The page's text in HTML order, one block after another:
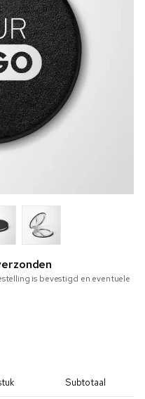
is bevestigd en eventuele
Subtotaal